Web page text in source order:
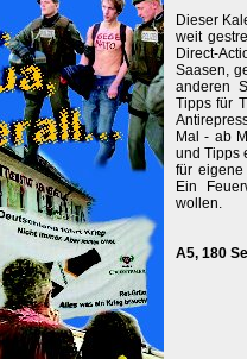
Dieser
weit
Direct-
Saasen,
anderen
Tipps für
Mal - ab
und Tipps
für eigene
Ein
wollen.
A5, 180